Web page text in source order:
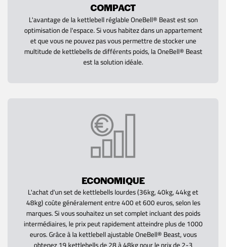
COMPACT
L'avantage de la kettlebell réglable OneBell® Beast est son
optimisation de l'espace. Si vous habitez dans un appartement
et que vous ne pouvez pas vous permettre de stocker une
multitude de kettlebells de différents poids, la OneBell® Beast
est la solution idéale.
ECONOMIQUE
L'achat d'un set de kettlebells lourdes (36kg, 40kg, 44kg et
48kg) coûte généralement entre 400 et 600 euros, selon les
marques. Si vous souhaitez un set complet incluant des poids
intermédiaires, le prix peut rapidement atteindre plus de 1000
euros. Grâce à la kettlebell ajustable OneBell® Beast, vous